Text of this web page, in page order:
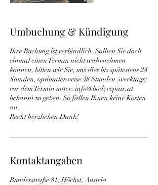
Umbuchung & Kündigung
Ihre Buchung ist verbindlich. Sollten Sie doch
einmal einen Termin nicht wahrnehmen
können, bitten wir Sie, uns dies bis spätestens 24
Stunden, optimalerweise 48 Stunden (werktags)
vor dem Termin unter: info@bodyrepair.at
bekannt zu geben. So fallen Ihnen keine Kosten
an.
Recht herzlichen Dank!
Kontaktangaben
Bundesstraße 81, Höchst, Austria